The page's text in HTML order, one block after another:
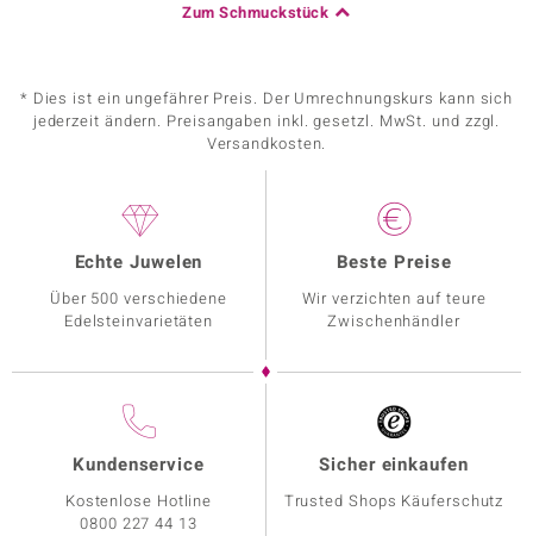
Zum Schmuckstück
* Dies ist ein ungefährer Preis. Der Umrechnungskurs kann sich
jederzeit ändern. Preisangaben inkl. gesetzl. MwSt. und zzgl.
Versandkosten.
Echte Juwelen
Über 500 verschiedene
Edelsteinvarietäten
Beste Preise
Wir verzichten auf teure
Zwischenhändler
Kundenservice
Kostenlose Hotline
0800 227 44 13
Sicher einkaufen
Trusted Shops Käuferschutz